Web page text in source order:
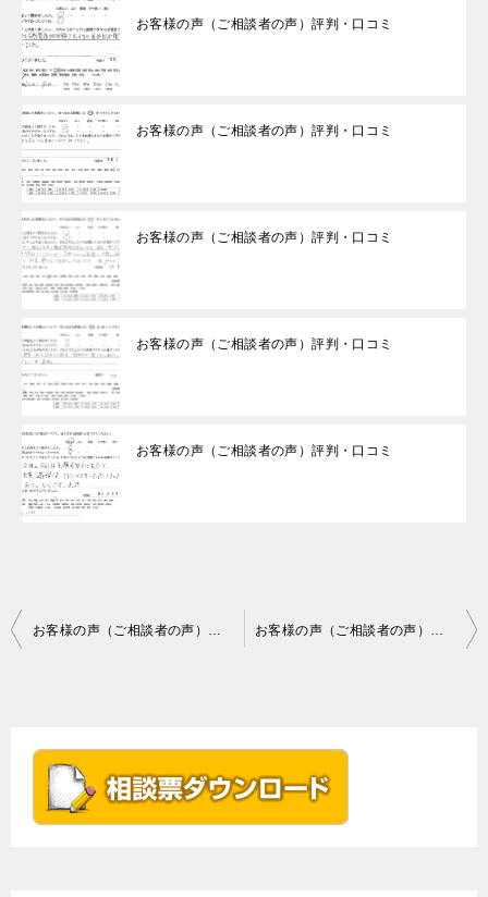
お客様の声（ご相談者の声）評判・口コミ
お客様の声（ご相談者の声）評判・口コミ
お客様の声（ご相談者の声）評判・口コミ
お客様の声（ご相談者の声）評判・口コミ
お客様の声（ご相談者の声）評判・口コミ
投
お客様の声（ご相談者の声）評判・口コミ お客様の声（ご相談者の声）評判・口コミ